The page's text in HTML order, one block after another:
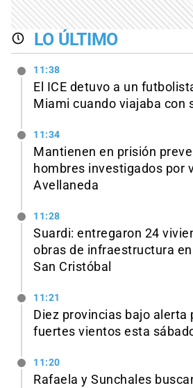
LO ÚLTIMO
11:38
El ICE detuvo a un
Miami cuando viajaba con
11:34
Mantienen en prisión
hombres investigados por
Avellaneda
11:28
Suardi: entregaron 24
obras de infraestructura
San Cristóbal
11:21
Diez provincias bajo alerta
fuertes vientos esta
11:20
Rafaela y Sunchales